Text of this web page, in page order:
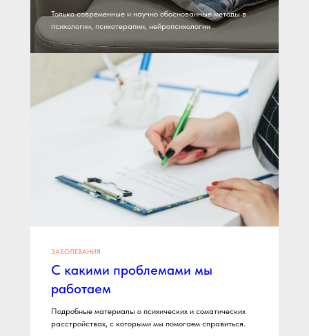
Только современные и научно обоснованные методы в
психологии, психотерапии, нейропсихологии
ЗАБОЛЕВАНИЯ
С какими проблемами мы
работаем
Подробные материалы о психических и соматических
расстройствах, с которыми мы помогаем справиться.
Запишитесь на
прием сегодня
Нажимая на кнопку, вы даете согласие на
работку персональных данных
Или позвоните нам:
+7 812 507 60 22